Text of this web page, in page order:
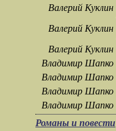
Валерий Куклин
Валерий Куклин
Валерий Куклин
Владимир Шапко
Владимир Шапко
Владимир Шапко
Владимир Шапко
Романы и повести